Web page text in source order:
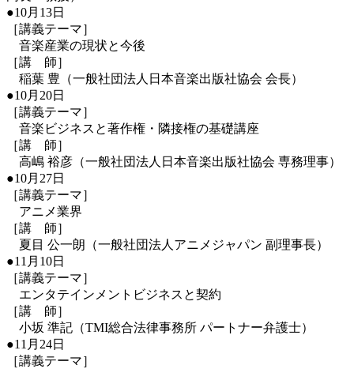
●10月13日
［講義テーマ］
音楽産業の現状と今後
［講 師］
稲葉 豊（一般社団法人日本音楽出版社協会 会長）
●10月20日
［講義テーマ］
音楽ビジネスと著作権・隣接権の基礎講座
［講 師］
高嶋 裕彦（一般社団法人日本音楽出版社協会 専務理事）
●10月27日
［講義テーマ］
アニメ業界
［講 師］
夏目 公一朗（一般社団法人アニメジャパン 副理事長）
●11月10日
［講義テーマ］
エンタテインメントビジネスと契約
［講 師］
小坂 準記（TMI総合法律事務所 パートナー弁護士）
●11月24日
［講義テーマ］